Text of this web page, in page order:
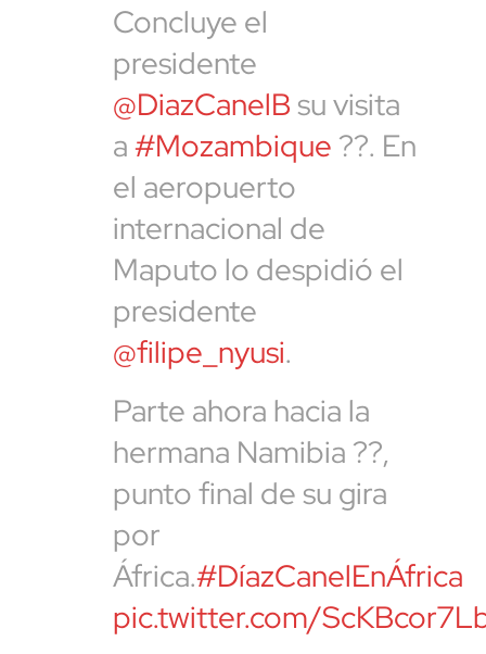
Concluye el
presidente
@DiazCanelB su visita
a#Mozambique ??. En
el aeropuerto
internacional de
Maputo lo despidió el
presidente
@filipe_nyusi.
Parte ahora hacia la
hermana Namibia ??,
punto final de su gira
por
África.#DíazCanelEnÁfrica
pic.twitter.com/